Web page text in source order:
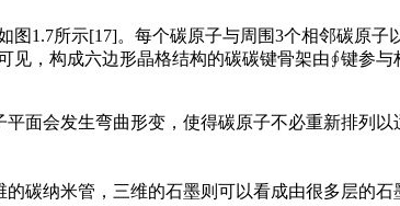
1.7所示[17]。每个碳原子与周围3个相邻碳原子
见，构成六边形晶格结构的碳碳键骨架由∮键参
面会发生弯曲形变，使得碳原子不必重新排列
碳纳米管，三维的石墨则可以看成由很多层的石